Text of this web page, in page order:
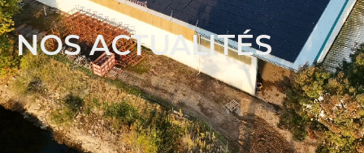
NOS ACTUALITÉS